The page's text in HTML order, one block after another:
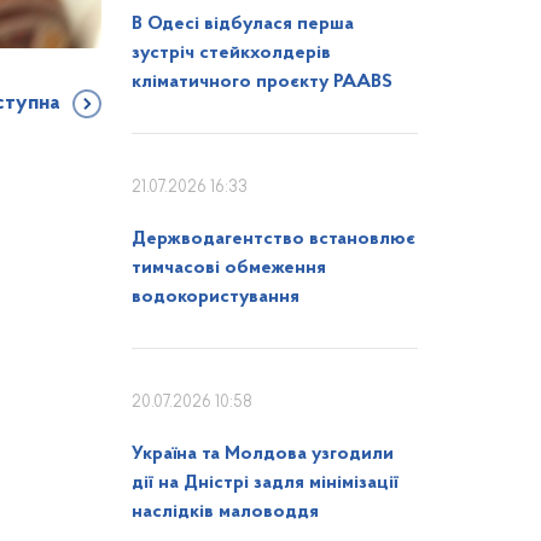
В Одесі відбулася перша
зустріч стейкхолдерів
кліматичного проєкту PAABS
21.07.2026 16:33
Держводагентство встановлює
тимчасові обмеження
водокористування
20.07.2026 10:58
Україна та Молдова узгодили
дії на Дністрі задля мінімізації
наслідків маловоддя